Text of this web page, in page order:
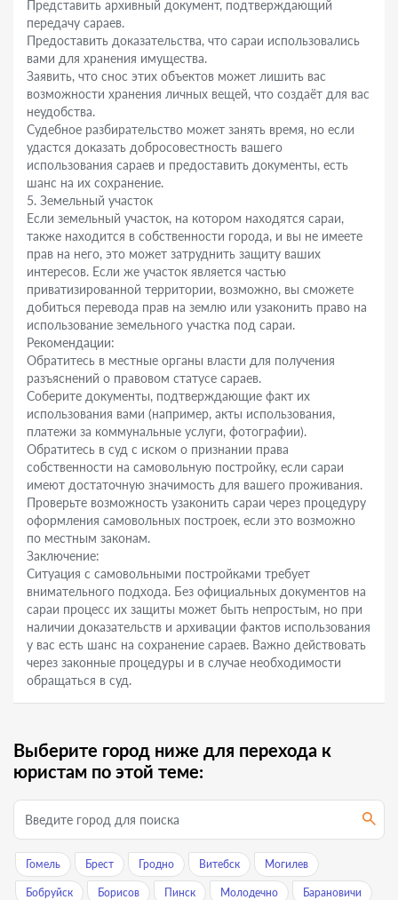
Представить архивный документ, подтверждающий
передачу сараев.
Предоставить доказательства, что сараи использовались
вами для хранения имущества.
Заявить, что снос этих объектов может лишить вас
возможности хранения личных вещей, что создаёт для вас
неудобства.
Судебное разбирательство может занять время, но если
удастся доказать добросовестность вашего
использования сараев и предоставить документы, есть
шанс на их сохранение.
5. Земельный участок
Если земельный участок, на котором находятся сараи,
также находится в собственности города, и вы не имеете
прав на него, это может затруднить защиту ваших
интересов. Если же участок является частью
приватизированной территории, возможно, вы сможете
добиться перевода прав на землю или узаконить право на
использование земельного участка под сараи.
Рекомендации:
Обратитесь в местные органы власти для получения
разъяснений о правовом статусе сараев.
Соберите документы, подтверждающие факт их
использования вами (например, акты использования,
платежи за коммунальные услуги, фотографии).
Обратитесь в суд с иском о признании права
собственности на самовольную постройку, если сараи
имеют достаточную значимость для вашего проживания.
Проверьте возможность узаконить сараи через процедуру
оформления самовольных построек, если это возможно
по местным законам.
Заключение:
Ситуация с самовольными постройками требует
внимательного подхода. Без официальных документов на
сараи процесс их защиты может быть непростым, но при
наличии доказательств и архивации фактов использования
у вас есть шанс на сохранение сараев. Важно действовать
через законные процедуры и в случае необходимости
обращаться в суд.
Выберите город ниже для перехода к
юристам по этой теме:
Гомель Брест Гродно Витебск Могилев
Бобруйск Борисов Пинск Молодечно Барановичи